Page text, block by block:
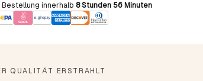
innerhalb 8 Stunden 56 Minuten
QUALITÄT ERSTRAHLT